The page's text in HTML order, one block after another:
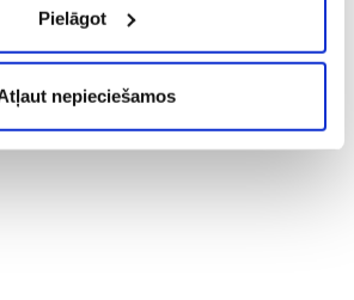
Pielāgot
nepieciešamos